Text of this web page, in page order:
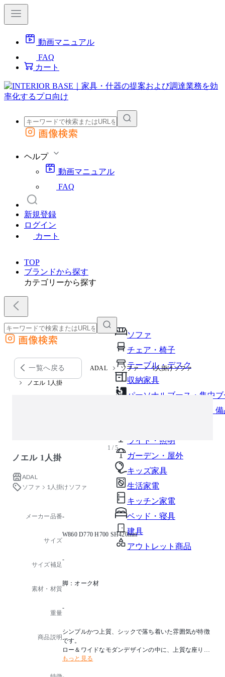
動画マニュアル
FAQ
カート
外部サイトの商品をカートに追加
画像検索
ヘルプ
動画マニュアル
FAQ
新規登録
ログイン
カート
TOP
ブランドから探す
カテゴリーから探す
ソファ
チェア・椅子
テーブル・デスク
収納家具
パーソナルブース・集中
オフィスアクセサリー・
ライト・照明
ガーデン・屋外
キッズ家具
生活家電
キッチン家電
ベッド・寝具
建具
アウトレット商品
外部サイトの商品をカートに追加
他のサイトで見つけた商品ページのURLを貼り付けて、カートに追加できます
画像検索
一覧へ戻る ADAL ソファ 1人掛けソファ
ノエル 1人掛
1 / 5
ノエル 1人掛
ADAL
ソファ
1人掛けソファ
メーカー品番-
サイズ
W860 D770 H700 SH420mm
サイズ補足
-
素材・材質
脚：オーク材
重量
-
商品説明
シンプルかつ上質、シックで落ち着いた雰囲気が特徴
です。
ロー＆ワイドなモダンデザインの中に、上質な座り心
地を追求しています。
もっと見る